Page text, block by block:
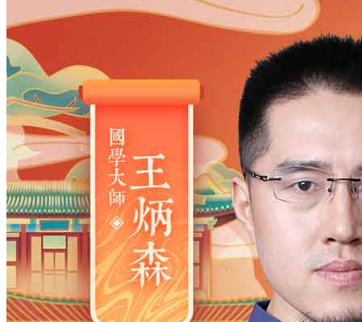
男
男 女
出生时间
2026年 日22 时44分
年
2028
2027 2026 2025 2024
2023
2022
2021 2020 2019 2018
2015
2014 2013 2012 2011
2009
2008 2007 2006 2005
2003
2002
2001 2000 1999 1998
1997
1995 1994 1993 1991
1990
1989
1988 1987 1986 1985
1984
1983
1982 1981 1980 1979 1978
1977